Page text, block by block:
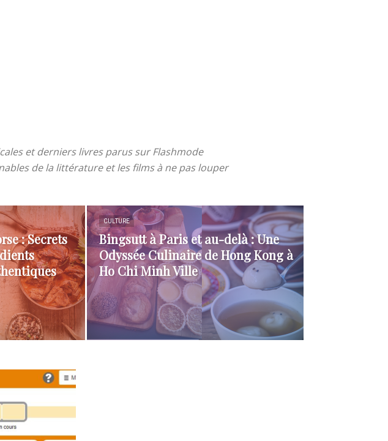
et derniers livres parus sur Flashmode
de la littérature et les films à ne pas louper
: Secrets
CULTURE
Bingsutt à Paris et au-delà : Une
Odyssée Culinaire de Hong Kong à
Ho Chi Minh Ville